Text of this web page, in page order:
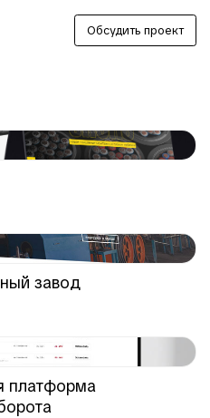
Обсудить проект
завод
платформа